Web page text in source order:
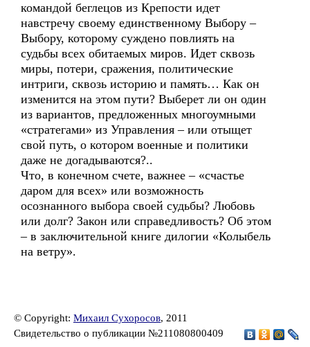
командой беглецов из Крепости идет
навстречу своему единственному Выбору –
Выбору, которому суждено повлиять на
судьбы всех обитаемых миров. Идет сквозь
миры, потери, сражения, политические
интриги, сквозь историю и память… Как он
изменится на этом пути? Выберет ли он один
из вариантов, предложенных многоумными
«стратегами» из Управления – или отыщет
свой путь, о котором военные и политики
даже не догадываются?..
Что, в конечном счете, важнее – «счастье
даром для всех» или возможность
осознанного выбора своей судьбы? Любовь
или долг? Закон или справедливость? Об этом
– в заключительной книге дилогии «Колыбель
на ветру».
© Copyright: Михаил Сухоросов, 2011
Свидетельство о публикации №211080800409